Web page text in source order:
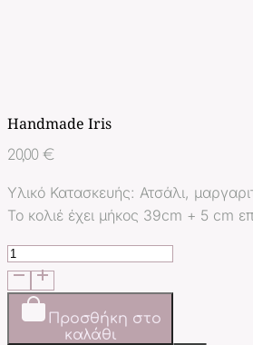
Handmade Iris
20,00 €
Υλικό Κατασκευής: Ατσάλι,
Το κολιέ έχει μήκος 39cm + 5 cm
Handmade
Iris
ποσότητα
Προσθήκη στο
καλάθι